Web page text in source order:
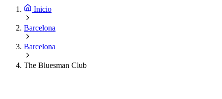
Inicio
Barcelona
Barcelona
The Bluesman Club